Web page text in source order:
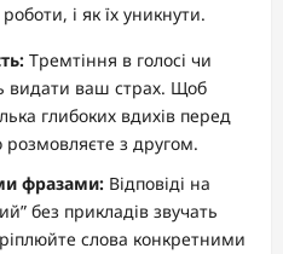
і як їх уникнути.
Тремтіння в голосі чи
видати ваш страх. Щоб
глибоких вдихів перед
розмовляєте з другом.
фразами:Відповіді на
без прикладів звучать
слова конкретними